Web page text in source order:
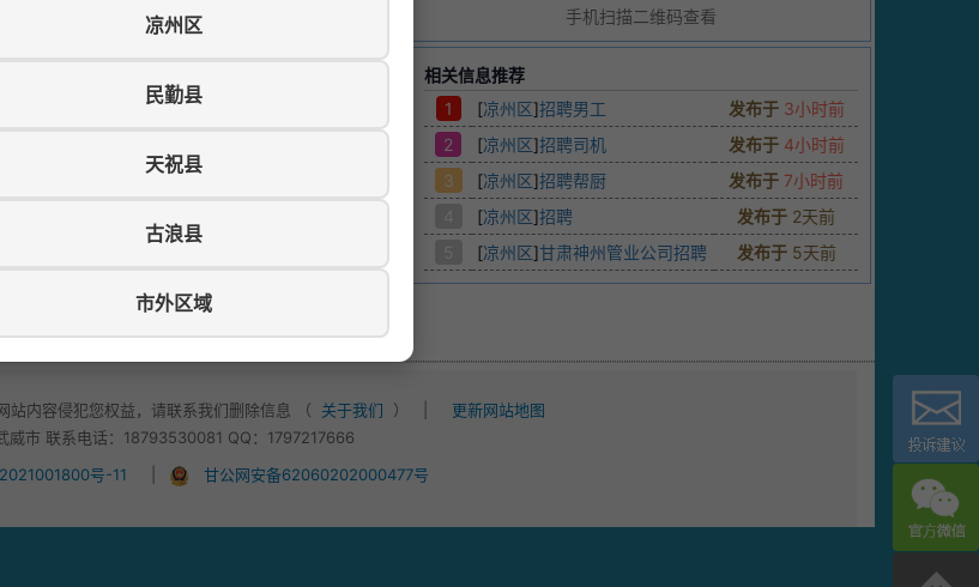
凉州区
民勤县
天祝县
古浪县
市外区域
广场今禧婚嫁馆，工资待遇:面议，联系电
，本站概不负责
易付款！
手机扫描二维码查看
相关信息推荐
1
[凉州区]招聘男工 发布于 3小时前
2
[凉州区]招聘司机 发布于 4小时前
3
[凉州区]招聘帮厨 发布于 7小时前
[凉州区]招聘 发布于 2天前
[凉州区]甘肃神州管业公司招聘 发布于 5天前
站内容侵犯您权益，请联系我们删除信息 （ 关于我们 ）
更新网站地图
威市 联系电话：18793530081 QQ：1797217666
号-11
甘公网安备62060202000477号